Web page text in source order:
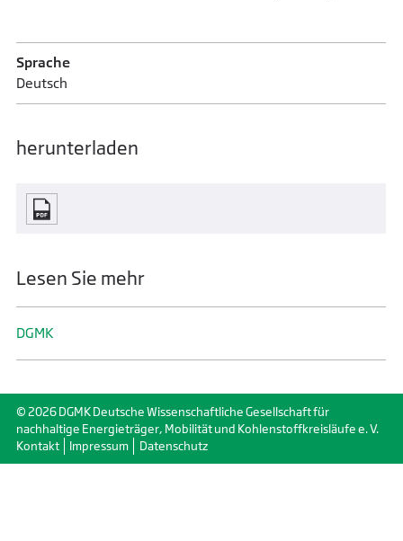
Sprache
Deutsch
herunterladen
Lesen Sie mehr
DGMK
© 2026 DGMK Deutsche Wissenschaftliche Gesellschaft für
nachhaltige Energieträger, Mobilität und Kohlenstoffkreisläufe e. V.
Kontakt
Impressum Datenschutz